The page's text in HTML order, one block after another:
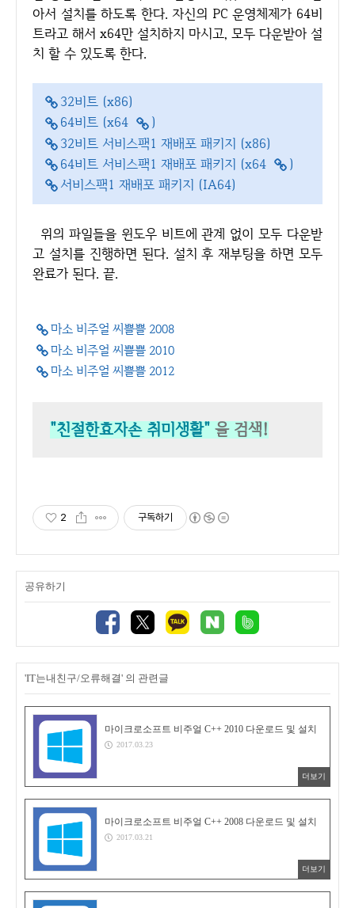
아서 설치를 하도록 한다. 자신의 PC 운영체제가 64비
트라고 해서 x64만 설치하지 마시고, 모두 다운받아 설
치 할 수 있도록 한다.
32비트 (x86)
64비트 (x64
)
32비트 서비스팩1 재배포 패키지 (x86)
64비트 서비스팩1 재배포 패키지 (x64
)
서비스팩1 재배포 패키지 (IA64)
위의 파일들을 윈도우 비트에 관계 없이 모두 다운받
고 설치를 진행하면 된다. 설치 후 재부팅을 하면 모두
완료가 된다. 끝.
마소 비주얼 씨쁠쁠 2008
마소 비주얼 씨쁠쁠 2010
마소 비주얼 씨쁠쁠 2012
"친절한효자손 취미생활" 을 검색!
2 구독하기
공유하기
'IT는내친구/오류해결' 의 관련글
마이크로소프트 비주얼 C++ 2010 다운로드 및 설치
2017.03.23
더보기
마이크로소프트 비주얼 C++ 2008 다운로드 및 설치
2017.03.21
더보기